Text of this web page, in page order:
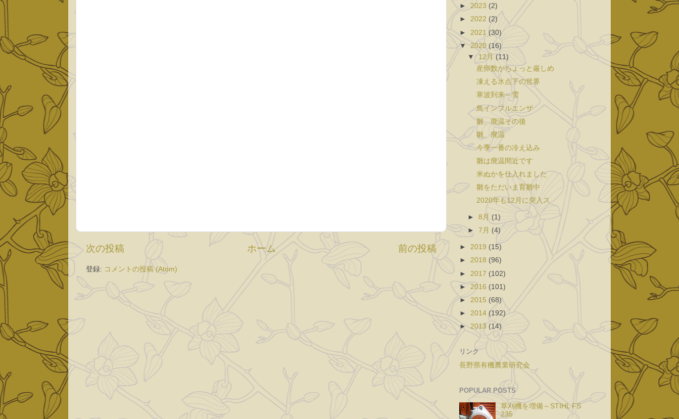
次の投稿 前の投稿
ホーム
登録: コメントの投稿 (Atom)
► 2023 (2)
► 2022 (2)
► 2021 (30)
▼2020 (16)
▼ 12月(11)
産卵数がちょっと厳しめ
凍える氷点下の世界
寒波到来～雪
鳥インフルエンザ
雛、廃温その後
雛、廃温
今季一番の冷え込み
雛は廃温間近です
米ぬかを仕入れました
雛をただいま育雛中
2020年も12月に突入ス
►8月 (1)
►7月 (4)
► 2019 (15)
► 2018 (96)
► 2017 (102)
► 2016 (101)
► 2015 (68)
► 2014 (192)
►2013 (14)
リンク
長野県有機農業研究会
POPULAR POSTS
草刈機を増備～STIHL FS
235